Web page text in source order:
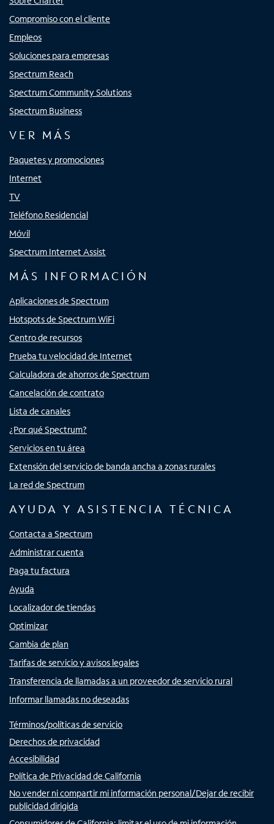
Compromiso con el cliente
Empleos
Soluciones para empresas
Spectrum Reach
Spectrum Community Solutions
Spectrum Business
VER MÁS
Paquetes y promociones
Internet
TV
Teléfono Residencial
Móvil
Spectrum Internet Assist
MÁS INFORMACIÓN
Aplicaciones de Spectrum
Hotspots de Spectrum WiFi
Centro de recursos
Prueba tu velocidad de Internet
Calculadora de ahorros de Spectrum
Cancelación de contrato
Lista de canales
¿Por qué Spectrum?
Servicios en tu área
Extensión del servicio de banda ancha a zonas rurales
La red de Spectrum
AYUDA Y ASISTENCIA TÉCNICA
Contacta a Spectrum
Administrar cuenta
Paga tu factura
Ayuda
Localizador de tiendas
Optimizar
Cambia de plan
Tarifas de servicio y avisos legales
Transferencia de llamadas a un proveedor de servicio rural
Informar llamadas no deseadas
Términos/políticas de servicio
Derechos de privacidad
Accesibilidad
Política de Privacidad de California
No vender ni compartir mi información personal/Dejar de recibir
publicidad dirigida